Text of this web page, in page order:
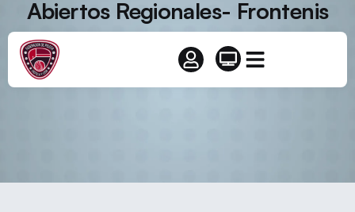
Abiertos Regionales- Frontenis